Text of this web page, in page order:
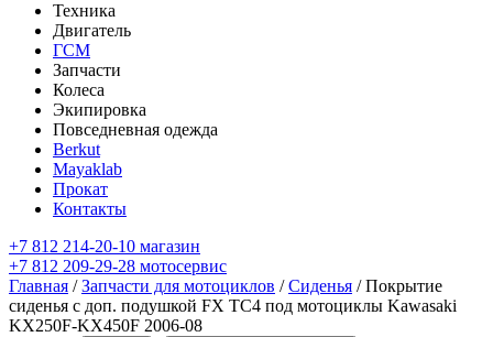
Техника
Двигатель
ГСМ
Запчасти
Колеса
Экипировка
Повседневная одежда
Berkut
Mayaklab
Прокат
Контакты
+7 812 214-20-10 магазин
+7 812 209-29-28 мотосервис
Главная /Запчасти для мотоциклов /Сиденья / Покрытие
сиденья с доп. подушкой FX TC4 под мотоциклы Kawasaki
KX250F-KX450F 2006-08